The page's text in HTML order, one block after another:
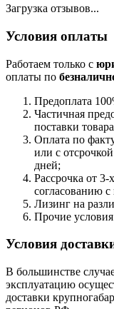
Загрузка отзывов...
Условия оплаты
Работаем только с
оплаты по
Предоплата
Частичная
поставки
Оплата по
или с
дней;
Рассрочка от
согласованию
Лизинг на
Прочие
Условия
В большинстве
эксплуатацию
доставки